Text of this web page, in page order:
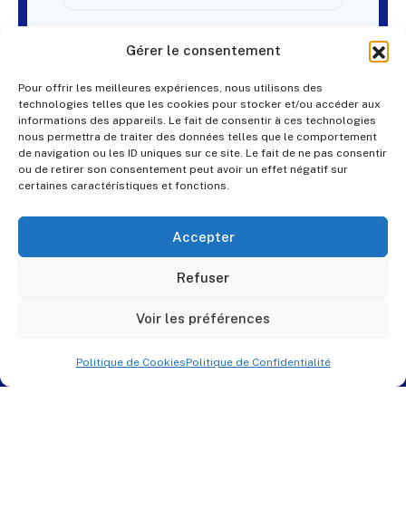
Gérer le consentement
Pour offrir les meilleures expériences, nous utilisons des
technologies telles que les cookies pour stocker et/ou accéder aux
informations des appareils. Le fait de consentir à ces technologies
nous permettra de traiter des données telles que le comportement
de navigation ou les ID uniques sur ce site. Le fait de ne pas consentir
ou de retirer son consentement peut avoir un effet négatif sur
certaines caractéristiques et fonctions.
Accepter
Refuser
Voir les préférences
Politique de CookiesPolitique de Confidentialité